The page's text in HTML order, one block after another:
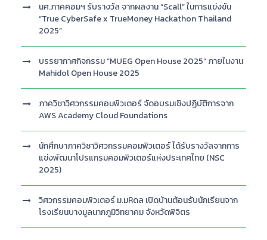
นศ.ภาคคอมฯ รับรางวัล จากผลงาน “Scall” ในการแข่งขัน
“True CyberSafe x TrueMoney Hackathon Thailand
2025”
บรรยากาศกิจกรรม “MUEG Open House 2025” ภายในงาน
Mahidol Open House 2025
ภาควิชาวิศวกรรมคอมพิวเตอร์ จัดอบรมเชิงปฏิบัติการจาก
AWS Academy Cloud Foundations
นักศึกษาภาควิชาวิศวกรรมคอมพิวเตอร์ ได้รับรางวัลจากการ
แข่งพัฒนาโปรแกรมคอมพิวเตอร์แห่งประเทศไทย (NSC
2025)
วิศวกรรมคอมพิวเตอร์ ม.มหิดล เปิดบ้านต้อนรับนักเรียนจาก
โรงเรียนบางมูลนากภูมิวิทยาคม จังหวัดพิจิตร